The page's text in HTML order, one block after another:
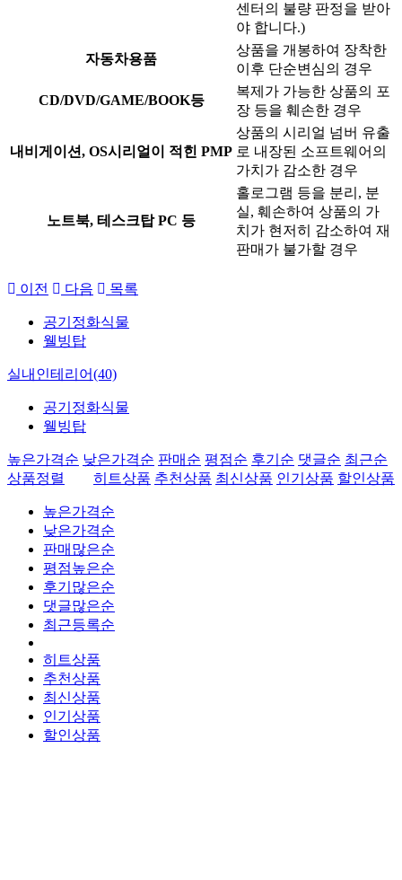
센터의 불량 판정을 받아
야 합니다.)
자동차용품
상품을 개봉하여 장착한
이후 단순변심의 경우
CD/DVD/GAME/BOOK등
복제가 가능한 상품의 포
장 등을 훼손한 경우
내비게이션, OS시리얼이 적힌 PMP
상품의 시리얼 넘버 유출
로 내장된 소프트웨어의
가치가 감소한 경우
노트북, 테스크탑 PC 등
홀로그램 등을 분리, 분
실, 훼손하여 상품의 가
치가 현저히 감소하여 재
판매가 불가할 경우
이전 다음 목록
공기정화식물
웰빙탑
실내인테리어(40)
공기정화식물
웰빙탑
높은가격순 낮은가격순 판매순 평점순 후기순 댓글순 최근순
히트상품 추천상품 최신상품 인기상품 할인상품
상품정렬
높은가격순
낮은가격순
판매많은순
평점높은순
후기많은순
댓글많은순
최근등록순
히트상품
추천상품
최신상품
인기상품
할인상품